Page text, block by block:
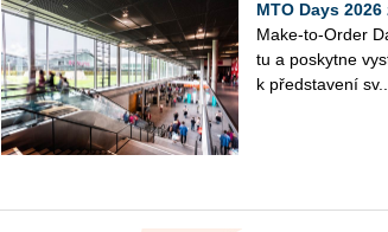
MTO Days
Make-to-Order
tu a po­skyt­ne
k před­sta­ve­ní sv...